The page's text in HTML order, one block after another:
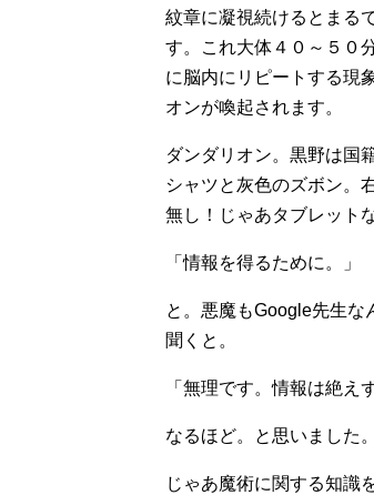
紋章に凝視続けるとまる
す。これ大体４０～５０
に脳内にリピートする現
オンが喚起されます。
ダンダリオン。黒野は国
シャツと灰色のズボン。
無し！じゃあタブレット
「情報を得るために。」
と。悪魔もGoogle先生な
聞くと。
「無理です。情報は絶え
なるほど。と思いました。
じゃあ魔術に関する知識